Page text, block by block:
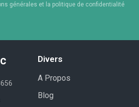
générales et la politique de confidentialité
Divers
A Propos
Blog